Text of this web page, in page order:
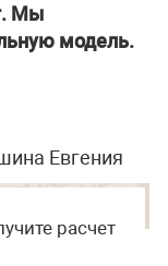
Мы
модель.
Евгения
расчет